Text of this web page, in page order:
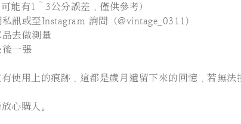
能有1～3公分誤差，僅供參考）
訊或至Instagram 詢問（@vintage_0311)
去做測量
一張
使用上的痕跡，這都是歲月遺留下來的回憶，若無法
心購入。